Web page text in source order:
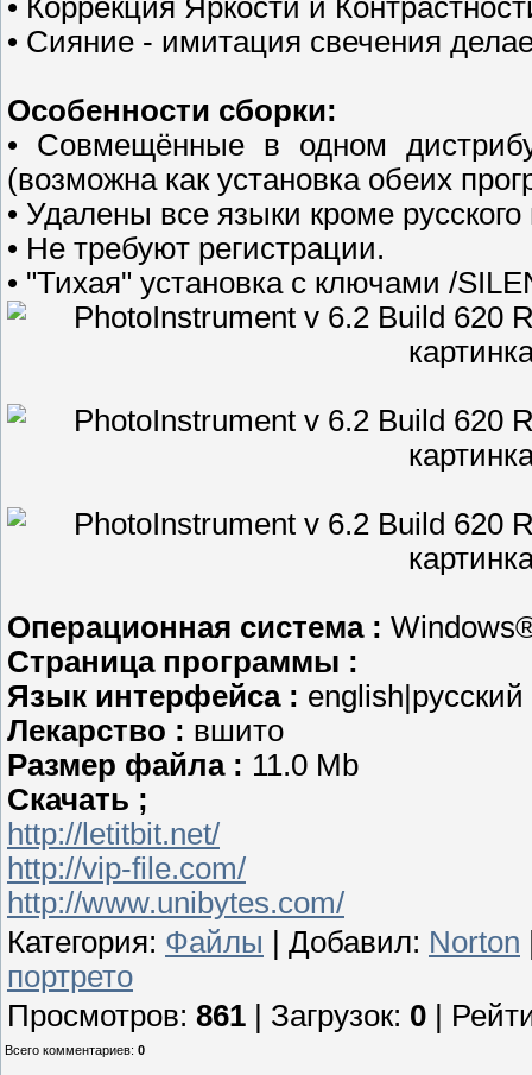
• Коррекция Яркости и
• Сияние - имитация свечения
Особенности сборки:
• Совмещённые в одном
(возможна как установка обеих
• Удалены все языки кроме русского
• Не требуют регистрации.
• "Тихая" установка с ключами /
Операционная система :
Страница программы :
Язык интерфейса : english|русский
Лекарство : вшито
Размер файла : 11.0 Mb
Cкачать ;
http://letitbit.net/
http://vip-file.com/
http://www.unibytes.com/
Категория: Файлы Добавил: Norton
портрето
Просмотров: 861 Загрузок: 0
Всего комментариев: 0